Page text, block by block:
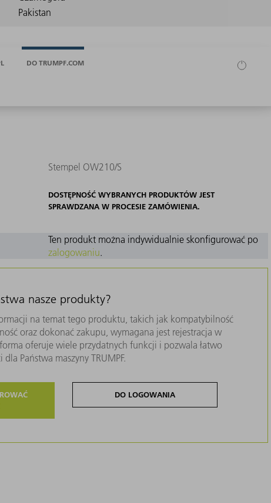
DO TRUMPF.COM
Stempel OW210/S
DOSTĘPNOŚĆ WYBRANYCH PRODUKTÓW JEST
SPRAWDZANA W PROCESIE ZAMÓWIENIA.
Ten produkt można indywidualnie skonfigurować po
zalogowaniu.
nasze produkty?
na temat tego produktu, takich jak kompatybilność
oraz dokonać zakupu, wymagana jest rejestracja w
oferuje wiele przydatnych funkcji i pozwala łatwo
Państwa maszyny TRUMPF.
DO LOGOWANIA